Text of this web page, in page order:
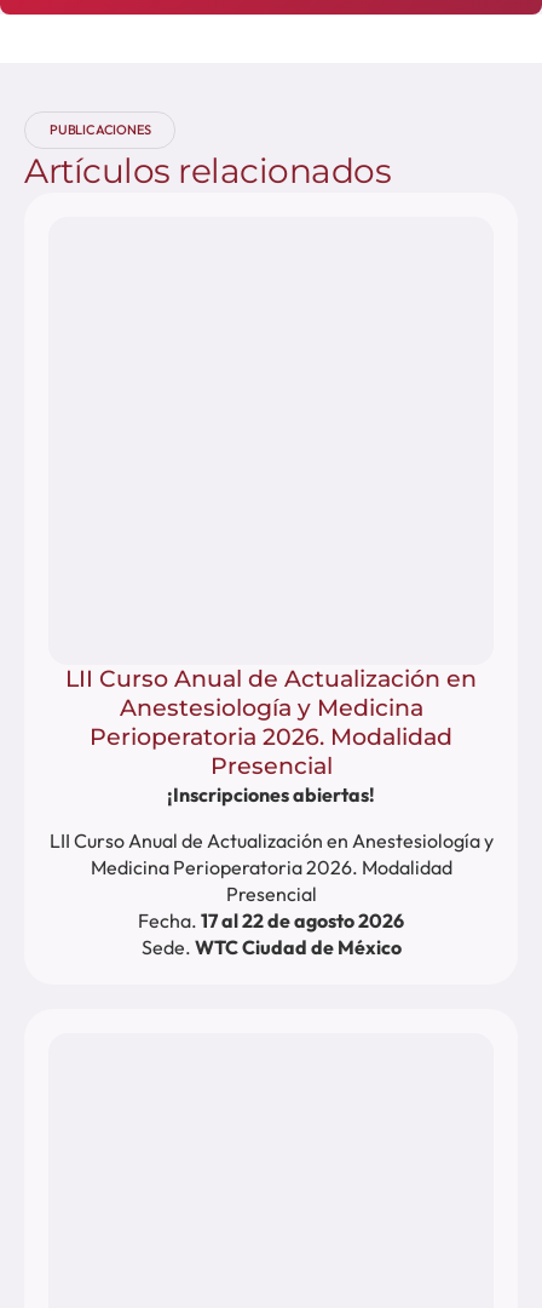
PUBLICACIONES
Artículos relacionados
LII Curso Anual de Actualización en
Anestesiología y Medicina
Perioperatoria 2026. Modalidad
Presencial
¡Inscripciones abiertas!
LII Curso Anual de Actualización en Anestesiología y
Medicina Perioperatoria 2026. Modalidad
Presencial
Fecha. 17 al 22 de agosto 2026
Sede. WTC Ciudad de México